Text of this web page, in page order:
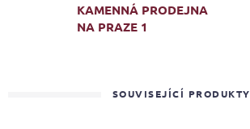
KAMENNÁ PRODEJNA
NA PRAZE 1
SOUVISEJÍCÍ PRODUKTY